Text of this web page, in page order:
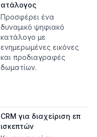
ατάλογος
Προσφέρει ένα
δυναμικό ψηφιακό
κατάλογο με
ενημερωμένες εικόνες
και προδιαγραφές
δωματίων.
CRM για διαχείριση επ
ισκεπτών